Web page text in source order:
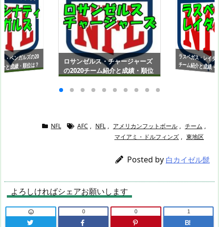
・ベンガルズの20
と成績・順位は？
ンフットボー
ロサンゼルス・チャージャーズ
の2020チーム紹介と成績・順位
は？NFL（アメリカンフットボ
ール）【AFC西地区】
ラスベガス・レイ
チーム紹介と成績
L（アメリカンフ
NFL AFC , NFL , アメリカンフットボール , チーム ,
マイアミ・ドルフィンズ , 東地区
Posted by 白カイゼル髭
よろしければシェアお願いします
0 0
B!
1